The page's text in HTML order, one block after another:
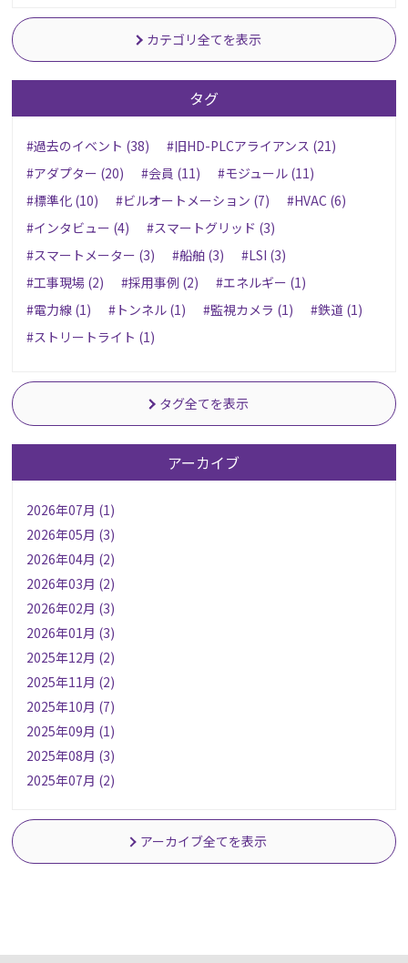
カテゴリ全てを表示
タグ
#過去のイベント (38)
#旧HD-PLCアライアンス (21)
#アダプター (20)
#会員 (11)
#モジュール (11)
#標準化 (10)
#ビルオートメーション (7)
#HVAC (6)
#インタビュー (4)
#スマートグリッド (3)
#スマートメーター (3)
#船舶 (3)
#LSI (3)
#工事現場 (2)
#採用事例 (2)
#エネルギー (1)
#電力線 (1)
#トンネル (1) #監視カメラ (1)
#鉄道 (1)
#ストリートライト (1)
タグ全てを表示
アーカイブ
2026年07月 (1)
2026年05月 (3)
2026年04月 (2)
2026年03月 (2)
2026年02月 (3)
2026年01月 (3)
2025年12月 (2)
2025年11月 (2)
2025年10月 (7)
2025年09月 (1)
2025年08月 (3)
2025年07月 (2)
アーカイブ全てを表示